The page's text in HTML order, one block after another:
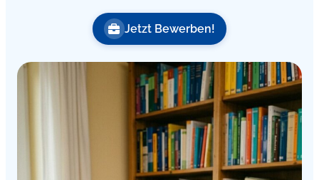
Jetzt Bewerben!